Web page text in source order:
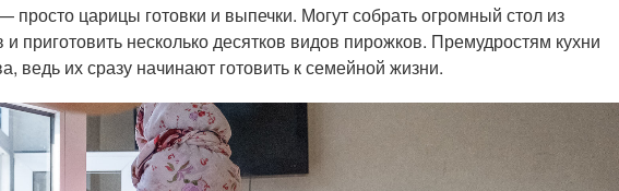
царицы готовки и выпечки. Могут собрать огромный стол из
приготовить несколько десятков видов пирожков. Премудростям кухни
ведь их сразу начинают готовить к семейной жизни.